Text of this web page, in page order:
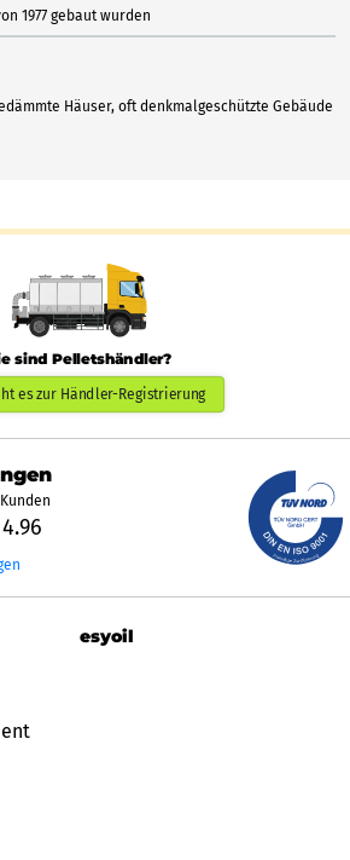
1977 gebaut wurden
Häuser, oft denkmalgeschützte Gebäude
sind Pelletshändler?
es zur Händler-Registrierung
4.96
esyoil